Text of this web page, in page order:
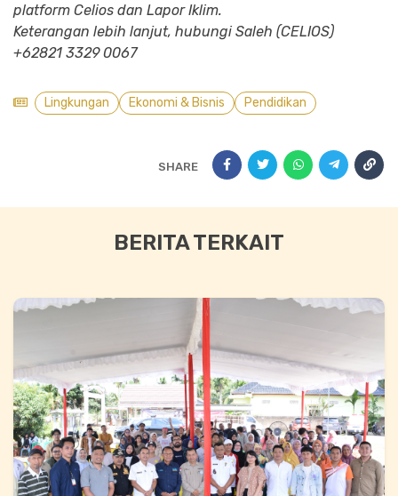
platform Celios dan Lapor Iklim.
Keterangan lebih lanjut, hubungi Saleh (CELIOS)
+62821 3329 0067
Lingkungan Ekonomi & Bisnis Pendidikan
SHARE
BERITA TERKAIT